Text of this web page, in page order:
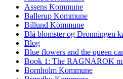
Assens Kommune
Ballerup Kommune
Billund Kommune
Blå blomster og Dronningen
Blog
Blue flowers and the queen
Book 1: The RAGNAROK
Bornholm Kommune